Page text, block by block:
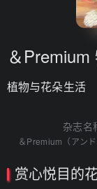
＆
植物与花朵生活
杂志名
＆Premium（アンド
赏心悦目的